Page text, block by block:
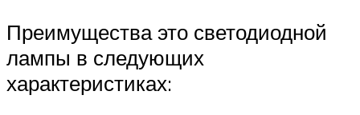
Преимущества это светодиодной
лампы в следующих
характеристиках: